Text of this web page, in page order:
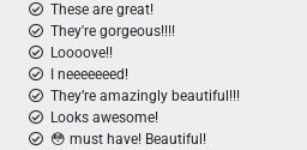
These are great!
They're gorgeous!!!!
Loooove!!
I neeeeeeed!
They’re amazingly beautiful!!!
Looks awesome!
😳 must have! Beautiful!